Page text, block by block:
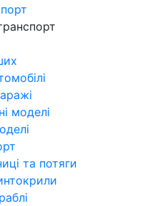
моделі
та потяги